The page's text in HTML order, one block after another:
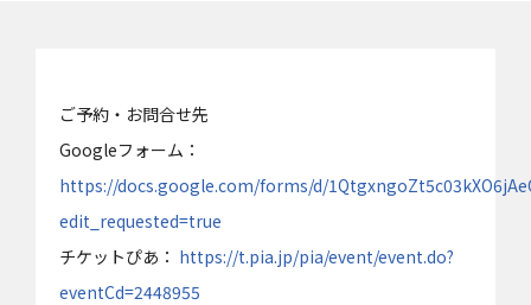
ご予約・お問合せ先
Googleフォーム：
https://docs.google.com/forms/d/
edit_requested=true
チケットぴあ： https://t.pia.jp/pia/event/event.do?
eventCd=2448955